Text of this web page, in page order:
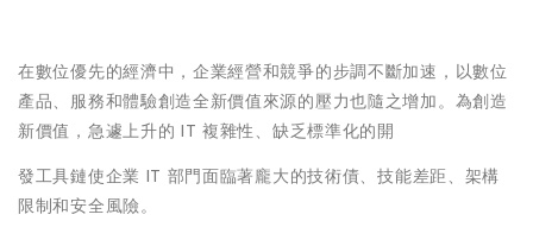
在數位優先的經濟中，企業經營和競爭的步調不斷加速，以數位
產品、服務和體驗創造全新價值來源的壓力也隨之增加。為創造
新價值，急遽上升的 IT 複雜性、缺乏標準化的開
發工具鏈使企業 IT 部門面臨著龐大的技術債、技能差距、架構
限制和安全風險。